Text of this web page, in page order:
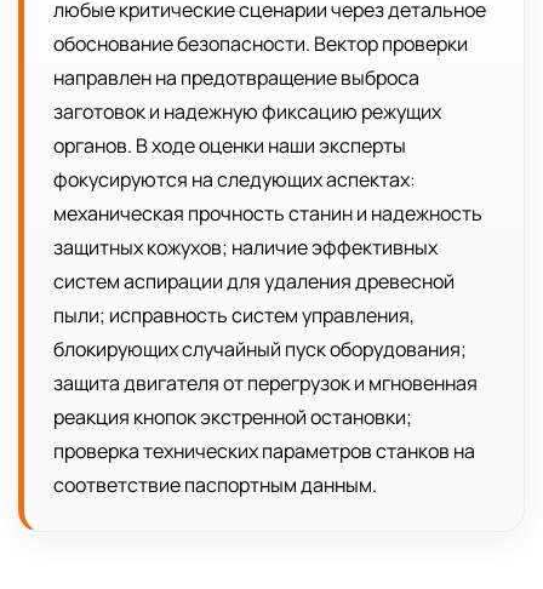
любые критические сценарии через детальное
обоснование безопасности. Вектор проверки
направлен на предотвращение выброса
заготовок и надежную фиксацию режущих
органов. В ходе оценки наши эксперты
фокусируются на следующих аспектах:
механическая прочность станин и надежность
защитных кожухов; наличие эффективных
систем аспирации для удаления древесной
пыли; исправность систем управления,
блокирующих случайный пуск оборудования;
защита двигателя от перегрузок и мгновенная
реакция кнопок экстренной остановки;
проверка технических параметров станков на
соответствие паспортным данным.